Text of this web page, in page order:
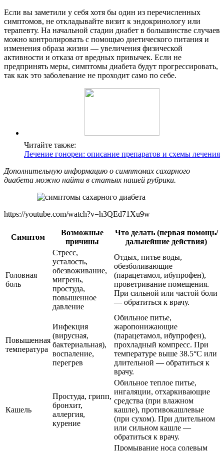
Если вы заметили у себя хотя бы один из перечисленных
симптомов, не откладывайте визит к эндокринологу или
терапевту. На начальной стадии диабет в большинстве случаев
можно контролировать с помощью диетического питания и
изменения образа жизни — увеличения физической
активности и отказа от вредных привычек. Если не
предпринять меры, симптомы диабета будут прогрессировать,
так как это заболевание не проходит само по себе.
Читайте также:
Лечение гонореи: описание препаратов и схемы лечения
Дополнительную информацию о симптомах сахарного
диабета можно найти в статьях нашей рубрики.
https://youtube.com/watch?v=h3QEd71Xu9w
Симптом
Возможные
причины
Что делать (первая помощь/
дальнейшие действия)
Головная
боль
Стресс,
усталость,
обезвоживание,
мигрень,
простуда,
повышенное
давление
Отдых, питье воды,
обезболивающие
(парацетамол, ибупрофен),
проветривание помещения.
При сильной или частой боли
— обратиться к врачу.
Повышенная
температура
Инфекция
(вирусная,
бактериальная),
воспаление,
перегрев
Обильное питье,
жаропонижающие
(парацетамол, ибупрофен),
прохладный компресс. При
температуре выше 38.5°C или
длительной — обратиться к
врачу.
Кашель
Простуда, грипп,
бронхит,
аллергия,
курение
Обильное теплое питье,
ингаляции, отхаркивающие
средства (при влажном
кашле), противокашлевые
(при сухом). При длительном
или сильном кашле —
обратиться к врачу.
Промывание носа солевым